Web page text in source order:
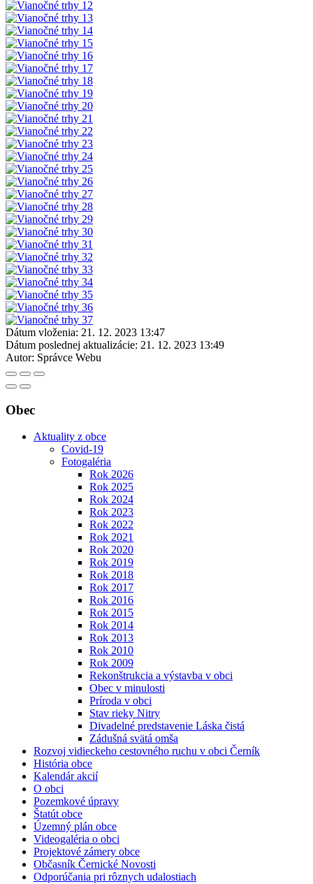
Dátum vloženia: 21. 12. 2023 13:47
Dátum poslednej aktualizácie: 21. 12. 2023 13:49
Autor: Správce Webu
Obec
Aktuality z obce
Covid-19
Fotogaléria
Rok 2026
Rok 2025
Rok 2024
Rok 2023
Rok 2022
Rok 2021
Rok 2020
Rok 2019
Rok 2018
Rok 2017
Rok 2016
Rok 2015
Rok 2014
Rok 2013
Rok 2010
Rok 2009
Rekonštrukcia a výstavba v obci
Obec v minulosti
Príroda v obci
Stav rieky Nitry
Divadelné predstavenie Láska čistá
Zádušná svätá omša
Rozvoj vidieckeho cestovného ruchu v obci Černík
História obce
Kalendár akcií
O obci
Pozemkové úpravy
Štatút obce
Územný plán obce
Videogaléria o obci
Projektové zámery obce
Občasník Černické Novosti
Odporúčania pri rôznych udalostiach